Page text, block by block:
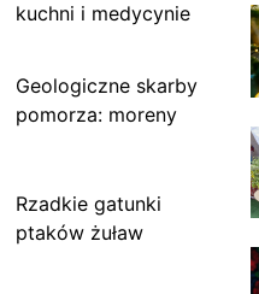
kuchni i medycynie
Geologiczne skarby
pomorza: moreny
Rzadkie gatunki
ptaków żuław